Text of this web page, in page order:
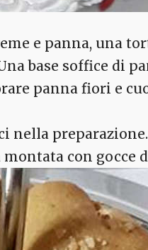
e panna, una
base soffice di
panna fiori e
nella
con gocce